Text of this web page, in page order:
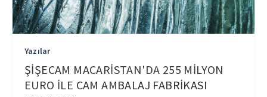
Yazılar
ŞİŞECAM MACARİSTAN'DA 255 MİLYON
EURO İLE CAM AMBALAJ FABRİKASI